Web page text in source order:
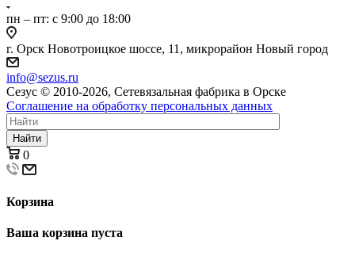
пн – пт: с 9:00 до 18:00
г. Орск Новотроицкое шоссе, 11, микрорайон Новый город
info@sezus.ru
Сезус © 2010-2026, Сетевязальная фабрика в Орске
Соглашение на обработку персональных данных
Найти
0
Корзина
Ваша корзина пуста